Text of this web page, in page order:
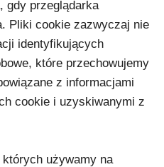
gdy przeglądarka
Pliki cookie zazwyczaj nie
identyfikujących
które przechowujemy
z informacjami
cookie i uzyskiwanymi z
używamy na